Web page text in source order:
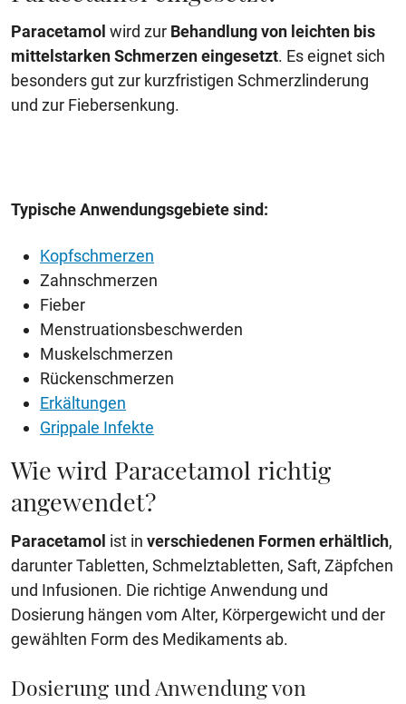
Paracetamol wird zur Behandlung von leichten bis
mittelstarken Schmerzen eingesetzt. Es eignet sich
besonders gut zur kurzfristigen Schmerzlinderung
und zur Fiebersenkung.
Typische Anwendungsgebiete sind:
Kopfschmerzen
Zahnschmerzen
Fieber
Menstruationsbeschwerden
Muskelschmerzen
Rückenschmerzen
Erkältungen
Grippale Infekte
Wie wird Paracetamol richtig
angewendet?
Paracetamol ist in verschiedenen Formen erhältlich,
darunter Tabletten, Schmelztabletten, Saft, Zäpfchen
und Infusionen. Die richtige Anwendung und
Dosierung hängen vom Alter, Körpergewicht und der
gewählten Form des Medikaments ab.
Dosierung und Anwendung von